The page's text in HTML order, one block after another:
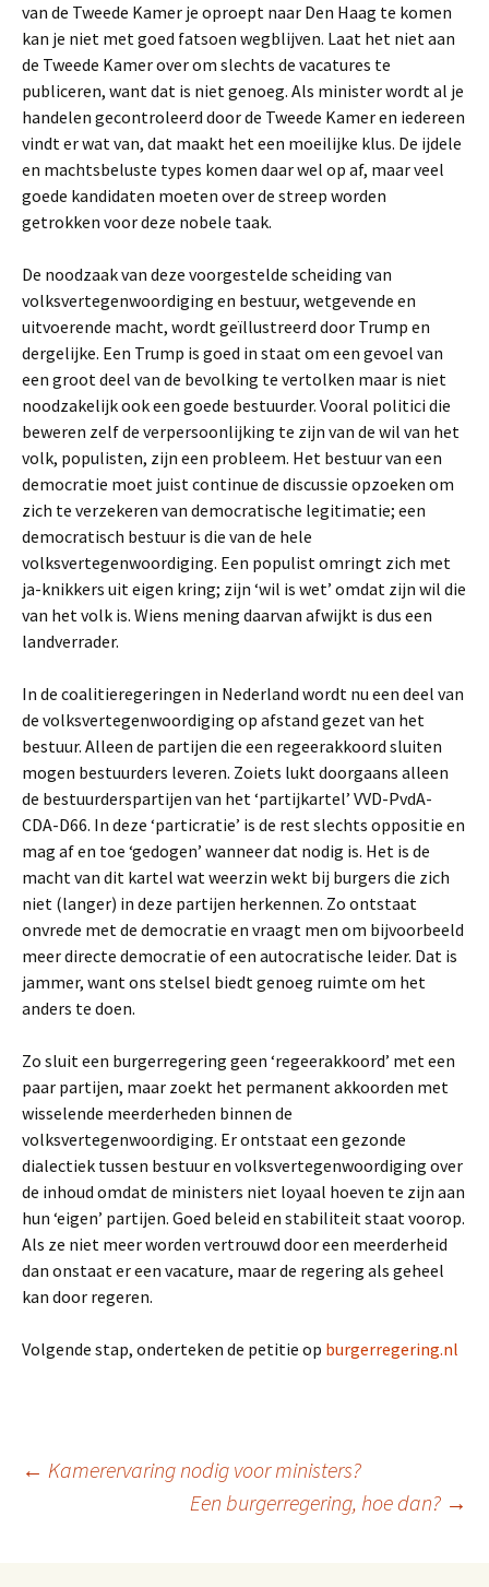
van de Tweede Kamer je oproept naar Den Haag te komen
kan je niet met goed fatsoen wegblijven. Laat het niet aan
de Tweede Kamer over om slechts de vacatures te
publiceren, want dat is niet genoeg. Als minister wordt al je
handelen gecontroleerd door de Tweede Kamer en iedereen
vindt er wat van, dat maakt het een moeilijke klus. De ijdele
en machtsbeluste types komen daar wel op af, maar veel
goede kandidaten moeten over de streep worden
getrokken voor deze nobele taak.
De noodzaak van deze voorgestelde scheiding van
volksvertegenwoordiging en bestuur, wetgevende en
uitvoerende macht, wordt geïllustreerd door Trump en
dergelijke. Een Trump is goed in staat om een gevoel van
een groot deel van de bevolking te vertolken maar is niet
noodzakelijk ook een goede bestuurder. Vooral politici die
beweren zelf de verpersoonlijking te zijn van de wil van het
volk, populisten, zijn een probleem. Het bestuur van een
democratie moet juist continue de discussie opzoeken om
zich te verzekeren van democratische legitimatie; een
democratisch bestuur is die van de hele
volksvertegenwoordiging. Een populist omringt zich met
ja-knikkers uit eigen kring; zijn ‘wil is wet’ omdat zijn wil die
van het volk is. Wiens mening daarvan afwijkt is dus een
landverrader.
In de coalitieregeringen in Nederland wordt nu een deel van
de volksvertegenwoordiging op afstand gezet van het
bestuur. Alleen de partijen die een regeerakkoord sluiten
mogen bestuurders leveren. Zoiets lukt doorgaans alleen
de bestuurderspartijen van het ‘partijkartel’ VVD-PvdA-
CDA-D66. In deze ‘particratie’ is de rest slechts oppositie en
mag af en toe ‘gedogen’ wanneer dat nodig is. Het is de
macht van dit kartel wat weerzin wekt bij burgers die zich
niet (langer) in deze partijen herkennen. Zo ontstaat
onvrede met de democratie en vraagt men om bijvoorbeeld
meer directe democratie of een autocratische leider. Dat is
jammer, want ons stelsel biedt genoeg ruimte om het
anders te doen.
Zo sluit een burgerregering geen ‘regeerakkoord’ met een
paar partijen, maar zoekt het permanent akkoorden met
wisselende meerderheden binnen de
volksvertegenwoordiging. Er ontstaat een gezonde
dialectiek tussen bestuur en volksvertegenwoordiging over
de inhoud omdat de ministers niet loyaal hoeven te zijn aan
hun ‘eigen’ partijen. Goed beleid en stabiliteit staat voorop.
Als ze niet meer worden vertrouwd door een meerderheid
dan onstaat er een vacature, maar de regering als geheel
kan door regeren.
Volgende stap, onderteken de petitie op burgerregering.nl
Berichtnavigatie
← Kamerervaring nodig voor ministers?
Een burgerregering, hoe dan? →